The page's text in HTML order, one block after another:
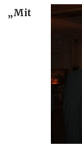
„Mit